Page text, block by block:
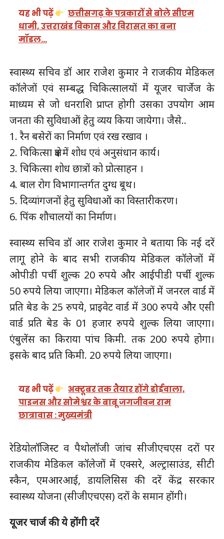
यह भी पढ़ें
छत्तीसगढ़ के पत्रकारों से बोले सीएम
धामी, उत्तराखंड विकास और विरासत का बना
मॉडल…
स्वास्थ्य सचिव डॉ आर राजेश कुमार ने राजकीय मेडिकल
कॉलेजों एवं सम्बद्ध चिकित्सालयों में यूजर चार्जेज के
माध्यम से जो धनराशि प्राप्त होगी उसका उपयोग आम
जनता की सुविधाओं हेतु व्यय किया जायेगा। जैसे..
1. रैन बसेरों का निर्माण एवं रख रखाव ।
2. चिकित्सा क्षेत्र में शोध एवं अनुसंधान कार्य।
3. चिकित्सा शोध छात्रों को प्रोत्साहन ।
4. बाल रोग विभागान्तर्गत दुग्ध बूथ।
5. दिव्यांगजनों हेतु सुविधाओं का विस्तारीकरण।
6. पिंक शौचालयों का निर्माण।
स्वास्थ्य सचिव डॉ आर राजेश कुमार ने बताया कि नई दरें
लागू होने के बाद सभी राजकीय मेडिकल कॉलेजों में
ओपीडी पर्ची शुल्क 20 रुपये और आईपीडी पर्ची शुल्क
50 रुपये लिया जाएगा। मेडिकल कॉलेजों में जनरल वार्ड में
प्रति बेड के 25 रुपये, प्राइवेट वार्ड में 300 रुपये और एसी
वार्ड प्रति बेड के 01 हजार रुपये शुल्क लिया जाएगा।
एंबुलेंस का किराया पांच किमी. तक 200 रुपये होगा।
इसके बाद प्रति किमी. 20 रुपये लिया जाएगा।
यह भी पढ़ें
अक्टूबर तक तैयार होंगे डोईवाला,
पाइनस और सोमेश्वर के बाबू जगजीवन राम
छात्रावास : मुख्यमंत्री
रेडियोलॉजिस्ट व पैथोलॉजी जांच सीजीएचएस दरों पर
राजकीय मेडिकल कॉलेजों में एक्सरे, अल्ट्रासाउंड, सीटी
स्कैन, एमआरआई, डायलिसिस की दरें केंद्र सरकार
स्वास्थ्य योजना (सीजीएचएस) दरों के समान होंगी।
यूजर चार्ज की ये होंगी दरें